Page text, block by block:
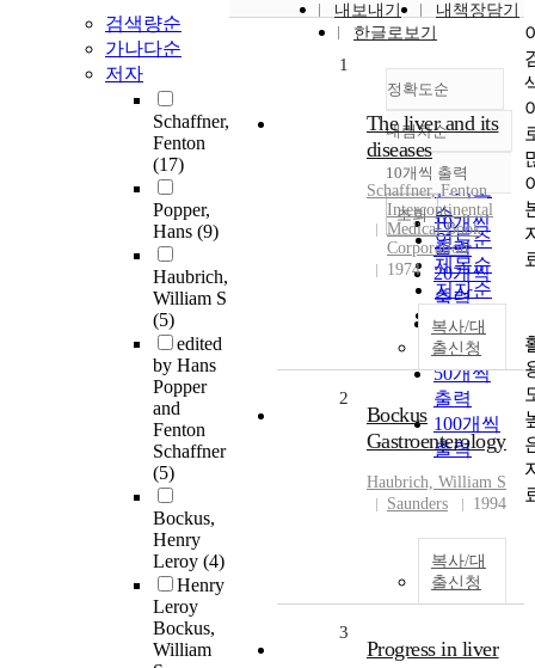
검색량순
가나다순
저자
Schaffner,
Fenton
(17)
Popper,
Hans (9)
Haubrich,
William S
(5)
edited
by Hans
Popper
and
Fenton
Schaffner
(5)
Bockus,
Henry
Leroy (4)
Henry
Leroy
Bockus,
William
내보내기
내책장담기
한글로보기
정확도순
정확도
순
인기도
순
연도순
제목순
저자순
발행기
관순
내림차순
내림차순
10개씩 출력
10개씩
출력
20개씩
출력
30개씩
출력
50개씩
출력
100개씩
출력
조회
1
The liver and its
diseases
Schaffner,Fenton
Intercontinental
Medical Book
Corporation
1974
복사/대
출신청
2
Bockus
Gastroenterology
Haubrich, William S
Saunders
1994
복사/대
출신청
3
Progress in liver